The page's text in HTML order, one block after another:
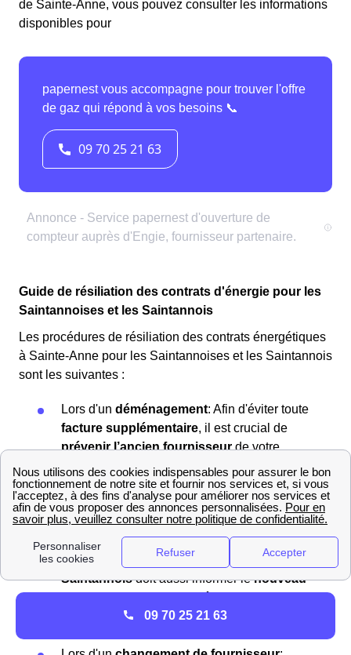
de Sainte-Anne, vous pouvez consulter les informations
disponibles pour
Guide de résiliation des contrats d'énergie pour les
Saintannoises et les Saintannois
Les procédures de résiliation des contrats énergétiques
à Sainte-Anne pour les Saintannoises et les Saintannois
sont les suivantes :
Lors d'un déménagement: Afin d'éviter toute
facture supplémentaire, il est crucial de
prévenir l’ancien fournisseurde votre
départ. Vous devez fournir une
adresse pour lafacture de clôture, spécifier
unedate de fin de contrat, et, si vous n'avez
pas deLinkyou deGazpar, communiquer la
dernière relève du compteuravant votre
départ. Le client
Saintannoises ou le
Saintannoisdoit aussi informer lenouveau
15 jours avant de s'installer dans la
09 70 25 21 63